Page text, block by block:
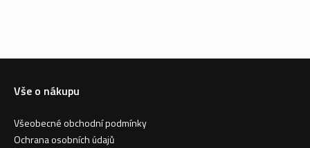
Vše o nákupu
Všeobecné obchodní podmínky
Ochrana osobních údajů